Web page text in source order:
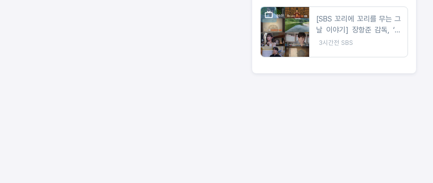
[SBS 꼬리에 꼬리를 무는 그
날 이야기] 장항준 감독, ‘왕
사남’에 못다 한 이야기 ‘꼬꼬
3시간전 SBS